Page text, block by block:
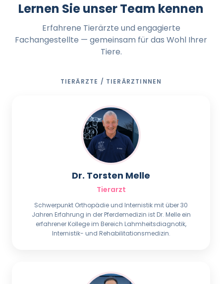
Lernen Sie unser Team kennen
Erfahrene Tierärzte und engagierte
Fachangestellte — gemeinsam für das Wohl Ihrer
Tiere.
TIERÄRZTE / TIERÄRZTINNEN
Dr. Torsten Melle
Tierarzt
Schwerpunkt Orthopädie und Internistik mit über 30
Jahren Erfahrung in der Pferdemedizin ist Dr. Melle ein
erfahrener Kollege im Bereich Lahmheitsdiagnotik,
Internistik- und Rehabilitationsmedizin.